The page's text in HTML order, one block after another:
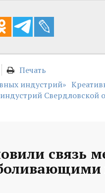
Печать
индустрий»
Свердловской
связь